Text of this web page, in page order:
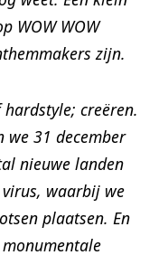
WOW WOW
zijn.
creëren.
we 31 december
nieuwe landen
virus, waarbij we
plaatsen. En